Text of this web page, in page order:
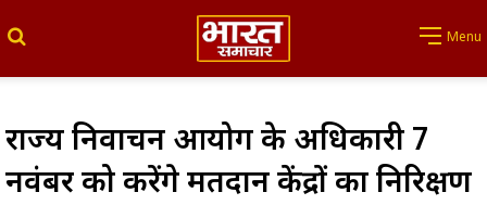
Menu
राज्य निर्वाचन आयोग के अधिकारी 7
नवंबर को करेंगे मतदान केंद्रों का निरिक्षण